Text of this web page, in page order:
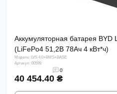
Аккумуляторная батарея BYD
(LiFePo4 51,2В 78Aч 4 кВт*ч)
Модель: LVS 4.0+BMS+BASE
Артикул: 00599
0
40 454.40 ₴